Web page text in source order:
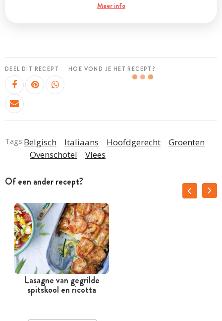
Meer info
DEEL DIT RECEPT HOE VOND JE HET RECEPT?
Tags:Belgisch Italiaans Hoofdgerecht
Groenten
Ovenschotel
Vlees
Of een ander recept?
Lasagne van gegrilde
spitskool en ricotta